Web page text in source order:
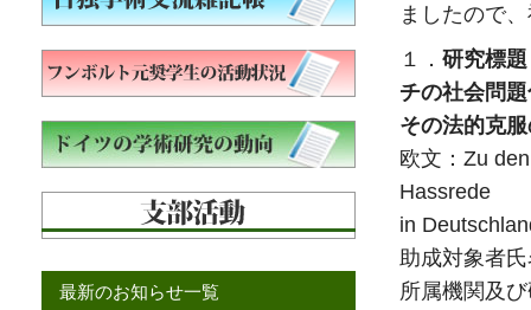
ましたので
１． 研究標題
チの社会問
その法的克
欧文：Zu
Hassrede
in
助成対象者
所属機関及
最新のお知らせ一覧